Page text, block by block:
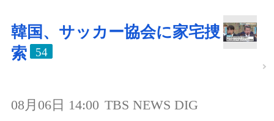
韓国、サッカー協会に家宅捜
索
54
08月06日 14:00 TBS NEWS DIG